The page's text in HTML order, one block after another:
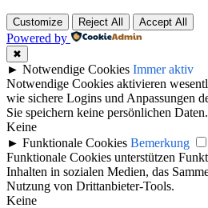
Customize Reject All Accept All
Powered by
✖
► Notwendige Cookies Immer aktiv
Notwendige Cookies aktivieren
wie sichere Logins und Anpassungen
Sie speichern keine persönlichen Daten.
Keine
► Funktionale Cookies Bemerkung
Funktionale Cookies unterstützen
Inhalten in sozialen Medien, das
Nutzung von Drittanbieter-Tools.
Keine